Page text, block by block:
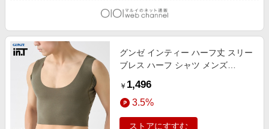
グンゼ インティー ハーフ丈 スリー
ブレス ハーフ シャツ メンズ
￥ 1,496
3.5%
ストアにすすむ